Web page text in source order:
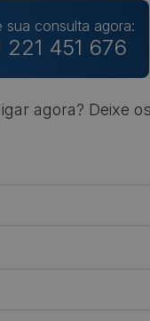
sua consulta agora:
221 451 676
agora? Deixe